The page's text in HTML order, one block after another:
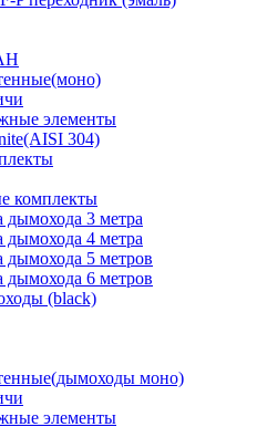
элементы
304)
комплекты
дымохода 3 метра
дымохода 4 метра
дымохода 5 метров
дымохода 6 метров
(black)
моно)
элементы